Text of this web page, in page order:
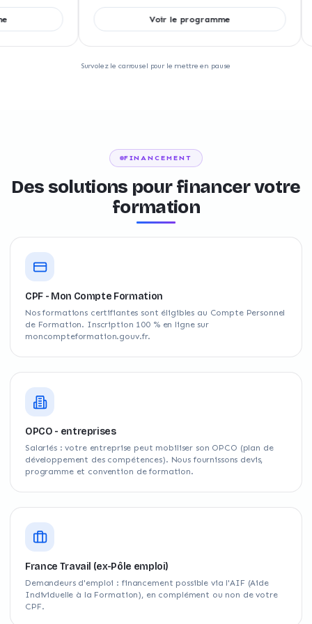
Voir le programme
Survolez le carrousel pour le mettre en pause
FINANCEMENT
Des solutions pour financer votre
formation
CPF - Mon Compte Formation
Nos formations certifiantes sont éligibles au Compte Personnel
de Formation. Inscription 100 % en ligne sur
moncompteformation.gouv.fr.
OPCO - entreprises
Salariés : votre entreprise peut mobiliser son OPCO (plan de
développement des compétences). Nous fournissons devis,
programme et convention de formation.
France Travail (ex-Pôle emploi)
Demandeurs d'emploi : financement possible via l'AIF (Aide
Individuelle à la Formation), en complément ou non de votre
CPF.